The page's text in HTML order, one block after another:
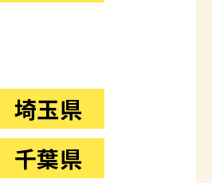
埼玉県
千葉県